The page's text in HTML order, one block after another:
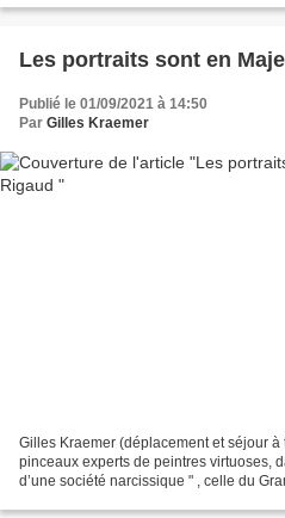
​​​​​​​Les portraits sont en
Publié le 01/09/2021 à 14:50
Par Gilles Kraemer
Gilles Kraemer (déplacement et séjour
pinceaux experts de peintres virtuoses,
d’une société narcissique " , celle du